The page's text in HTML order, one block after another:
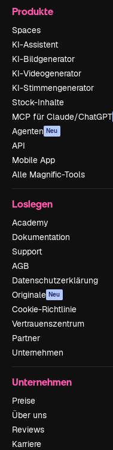
Produkte
Spaces
KI-Assistent
KI-Bildgenerator
KI-Videogenerator
KI-Stimmengenerator
Stock-Inhalte
MCP für Claude/ChatGPT
Agenten Neu
API
Mobile App
Alle Magnific-Tools
Loslegen
Academy
Dokumentation
Support
AGB
Datenschutzerklärung
Originale Neu
Cookie-Richtlinie
Vertrauenszentrum
Partner
Unternehmen
Unternehmen
Preise
Über uns
Reviews
Karriere